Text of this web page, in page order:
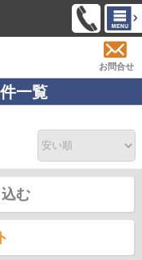
お問合せ
一覧
む